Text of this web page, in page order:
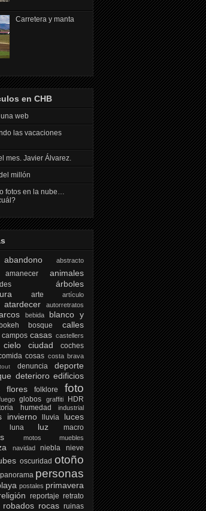
Carretera y manta
en CHB
web
las vacaciones
mes. Javier Álvarez.
millón
fotos en la nube…
abandono abstracto
amanecer animales
árboles
arte
artículo
atardecer
autorretratos
bebida
blanco y
bosque
calles
campos casas castellers
cielo ciudad coches
cosas costa brava
denuncia
deporte
deterioro edificios
flores folklore foto
globos graffiti
HDR
humedad industrial
invierno lluvia
luces
luna luz macro
motos muebles
navidad niebla nieve
oscuridad otoño
panorama personas
postales primavera
reportaje retrato
robados rocas ruinas